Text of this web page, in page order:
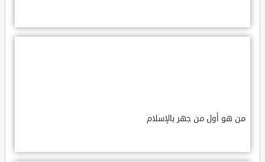
من هو أول من جهر بالإسلام